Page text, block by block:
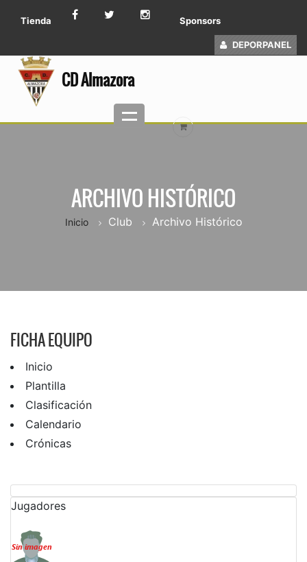
Tienda Sponsors
DEPORPANEL
CD Almazora
ARCHIVO HISTÓRICO
Inicio Club Archivo Histórico
FICHA EQUIPO
Inicio
Plantilla
Clasificación
Calendario
Crónicas
Jugadores